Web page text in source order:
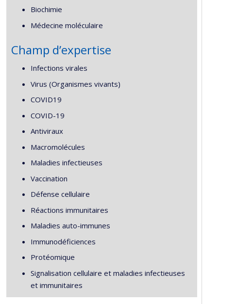
Biochimie
Médecine moléculaire
Champ d’expertise
Infections virales
Virus (Organismes vivants)
COVID19
COVID-19
Antiviraux
Macromolécules
Maladies infectieuses
Vaccination
Défense cellulaire
Réactions immunitaires
Maladies auto-immunes
Immunodéficiences
Protéomique
Signalisation cellulaire et maladies infectieuses
et immunitaires